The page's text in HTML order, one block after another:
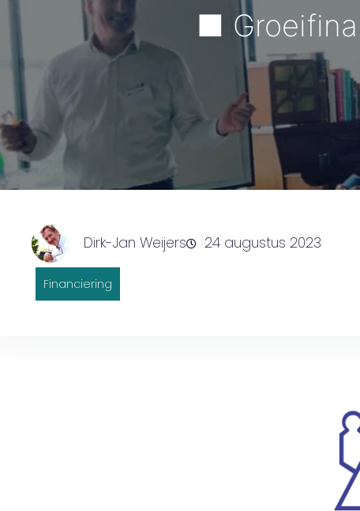
■
Dirk-Jan Weijers 24 augustus 2023
Financiering